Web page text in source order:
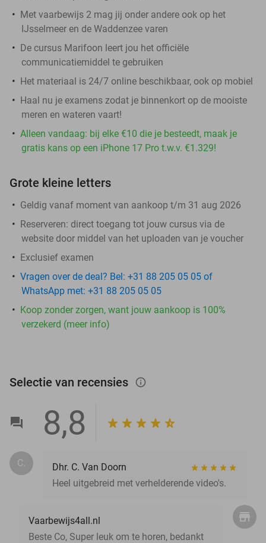
Met vaarbewijs 2 mag jij onder andere ook op het
IJsselmeer en de Waddenzee varen
De cursus Marifoon leert jou het officiële
communicatiemiddel te gebruiken
Het materiaal is 24/7 online beschikbaar, ook op mobiel
Haal nu je examens zodat je binnenkort op de mooiste
meren en wateren vaart!
Alleen vandaag: bij elke €10 die je besteedt, maak je
gratis kans op een iPhone 17 Pro t.w.v. €1.329!
Grote kleine letters
Geldig vanaf moment van aankoop t/m 31 aug 2026
Reserveren: direct toegang tot jouw cursus via de
website door middel van het uploaden van je voucher
Exclusief examen
Vragen over de deal? Bel: +31 88 205 05 05 of
WhatsApp met: +31 88 205 05 05
Koop zonder zorgen, want jouw aankoop is 100%
verzekerd (meer info)
Selectie van recensies info_outlined
8,8
C.
Dhr. C. Van Doorn
Heel uitgebreid met verhelderende video's.
Vaarbewijs4all.nl
Beste Co, Super leuk om te horen, bedankt